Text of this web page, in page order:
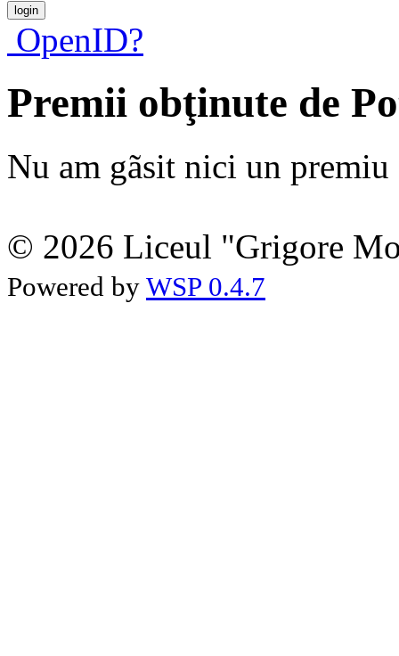
OpenID?
Premii obţinute de
Nu am gãsit nici un premiu
© 2026 Liceul "Grigore
Powered by WSP 0.4.7